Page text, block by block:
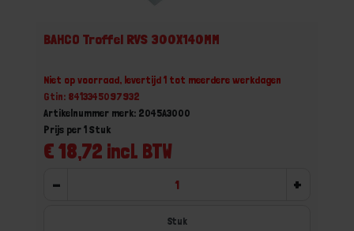
BAHCO Troffel RVS 300X140MM
Niet op voorraad, levertijd 1 tot meerdere werkdagen
Gtin: 8413345097932
Artikelnummer merk: 2045A3000
€ 18,72 incl. BTW
Prijs per 1 Stuk
- +
Stuk